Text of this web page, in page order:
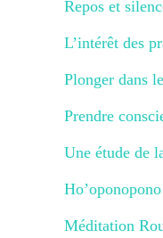
Repos et
L’intérêt des
Plonger dans
Prendre
Une étude de
Ho’oponopono
Méditation